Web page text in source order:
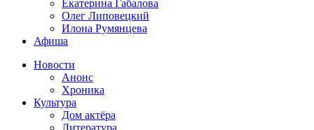
Екатерина Габалова
Олег Липовецкий
Илона Румянцева
Афиша
Новости
Анонс
Хроника
Культура
Дом актёра